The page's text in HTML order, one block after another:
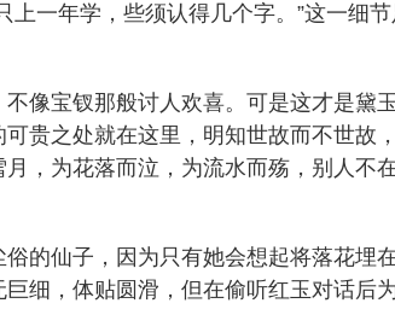
一年学，些须认得几个字。”这一细节
像宝钗那般讨人欢喜。可是这才是黛
贵之处就在这里，明知世故而不世故
，为花落而泣，为流水而殇，别人不
的仙子，因为只有她会想起将落花埋
细，体贴圆滑，但在偷听红玉对话后